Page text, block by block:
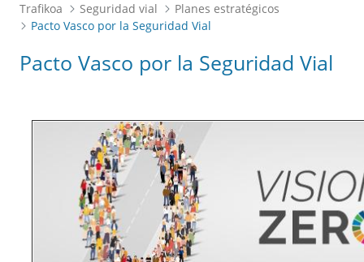
Trafikoa Seguridad vial
Planes estratégicos
Pacto Vasco por la Seguridad Vial
Pacto Vasco por la Seguridad Vial